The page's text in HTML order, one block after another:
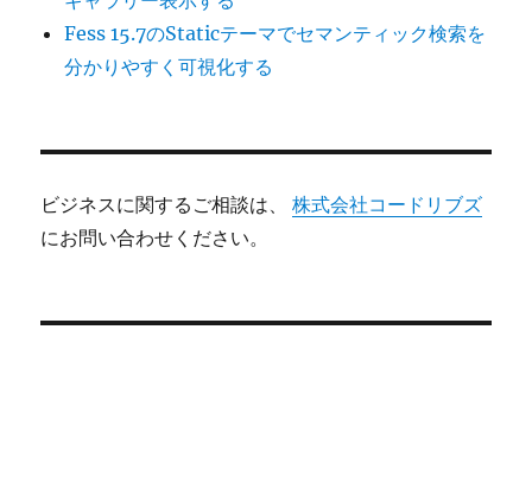
Fess 15.7のStaticテーマでセマンティック検索を
分かりやすく可視化する
ビジネスに関するご相談は、株式会社コードリブズ
にお問い合わせください。